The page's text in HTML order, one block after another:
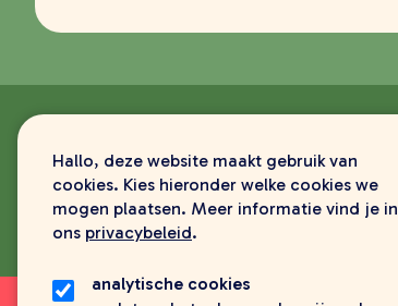
Hallo, deze website maakt gebruik van
cookies. Kies hieronder welke cookies we
mogen plaatsen. Meer informatie vind je in
ons privacybeleid.
analytische cookies